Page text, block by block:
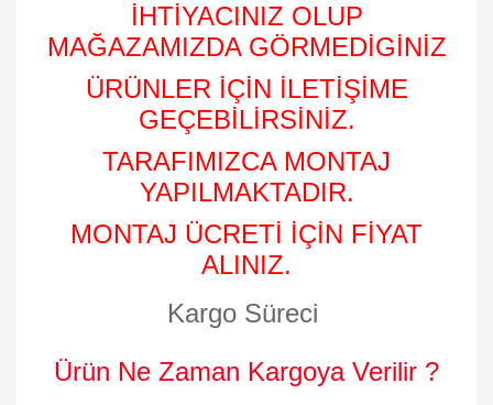
İHTİYACINIZ OLUP
MAĞAZAMIZDA GÖRMEDİGİNİZ
ÜRÜNLER İÇİN İLETİŞİME
GEÇEBİLİRSİNİZ.
TARAFIMIZCA MONTAJ
YAPILMAKTADIR.
MONTAJ ÜCRETİ İÇİN FİYAT
ALINIZ.
Kargo Süreci
Ürün Ne Zaman Kargoya Verilir ?